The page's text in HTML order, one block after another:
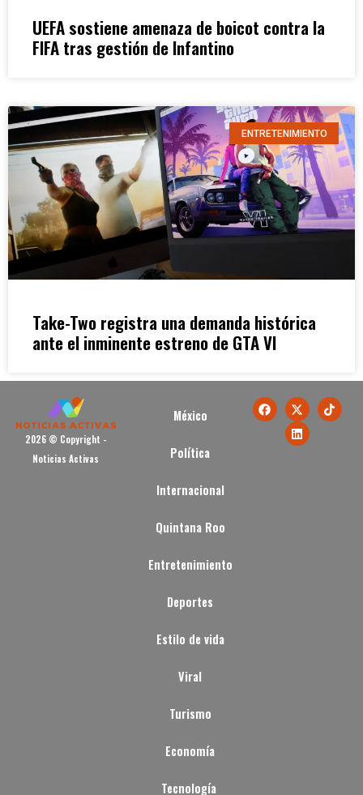
UEFA sostiene amenaza de boicot contra la
FIFA tras gestión de Infantino
ENTRETENIMIENTO
Take-Two registra una demanda histórica
ante el inminente estreno de GTA VI
2026 © Copyright -
Noticias Activas
México
Política
Internacional
Quintana Roo
Entretenimiento
Deportes
Estilo de vida
Viral
Turismo
Economía
Tecnología